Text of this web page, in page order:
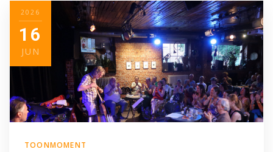
2026
16
JUN
TOONMOMENT